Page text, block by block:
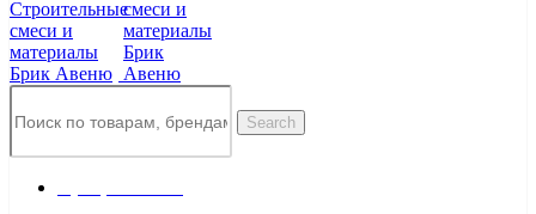
Search